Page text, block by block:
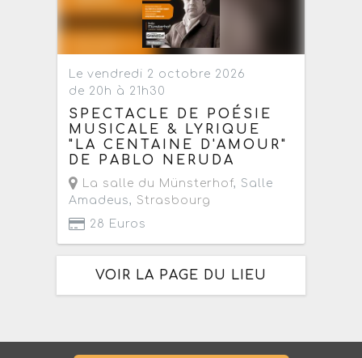
Le vendredi 2 octobre 2026
de 20h à 21h30
SPECTACLE DE POÉSIE
MUSICALE & LYRIQUE
"LA CENTAINE D'AMOUR"
DE PABLO NERUDA
La salle du Münsterhof, Salle
Amadeus, Strasbourg
28 Euros
VOIR LA PAGE DU LIEU